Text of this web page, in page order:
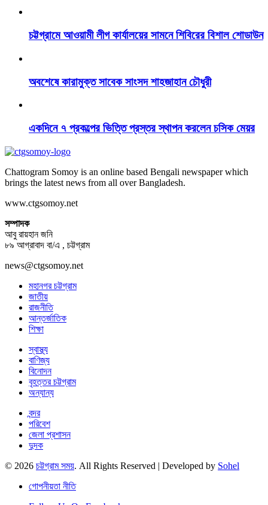
চট্টগ্রামে আওয়ামী লীগ কার্যালয়ের সামনে শিবিরের বিশাল শোডাউন
অবশেষে কারামুক্ত সাবেক সাংসদ শাহজাহান চৌধুরী
একদিনে ৭ প্রকল্পের ভিত্তি প্রস্তর স্থাপন করলেন চসিক মেয়র
Chattogram Somoy is an online based Bengali newspaper which
brings the latest news from all over Bangladesh.
www.ctgsomoy.net
সম্পাদক
আবু রায়হান জনি
৮৯ আগ্রাবাদ বা/এ , চট্টগ্রাম
news@ctgsomoy.net
মহানগর চট্টগ্রাম
জাতীয়
রাজনীতি
আন্তর্জাতিক
শিক্ষা
স্বাস্থ্য
বাণিজ্য
বিনোদন
বৃহত্তর চট্টগ্রাম
অন্যান্য
বন্দর
পরিবেশ
জেলা প্রশাসন
দুদক
© 2026 চট্টগ্রাম সময়. All Rights Reserved | Developed by Sohel
গোপনীয়তা নীতি